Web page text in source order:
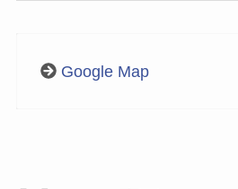
Google Map